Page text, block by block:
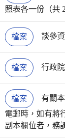
照表各一份（共
檔案 談參
檔案 行政
檔案
有關
電郵時，如有將
副本欄位者，務